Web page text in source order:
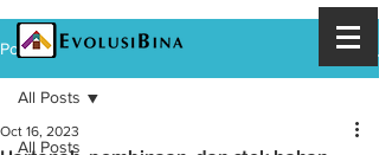
Post
All Posts
All Posts
Oct 16, 2023